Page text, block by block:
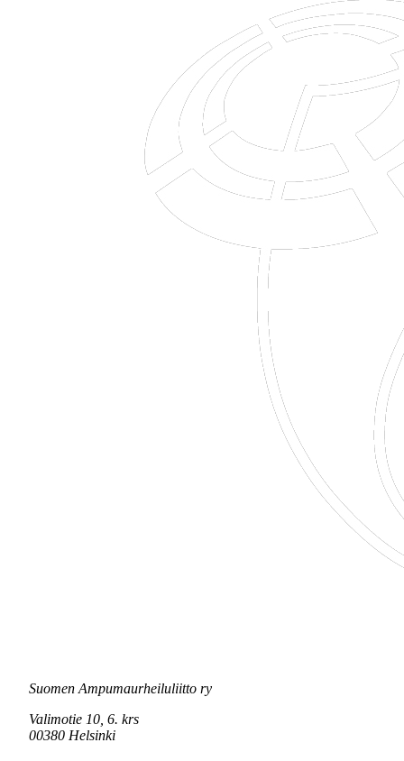
Suomen Ampumaurheiluliitto ry
Valimotie 10, 6. krs
00380 Helsinki